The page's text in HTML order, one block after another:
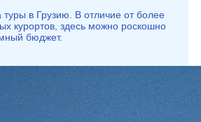
в Грузию. В отличие от более
курортов, здесь можно роскошно
бюджет.